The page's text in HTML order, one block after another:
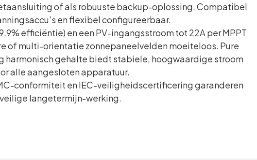
of als robuuste backup-oplossing. Compatibel
en flexibel configureerbaar.
efficiëntie) en een PV-ingangsstroom tot 22A per MPPT
of multi-orientatie zonnepaneelvelden moeiteloos. Pure
harmonisch gehalte biedt stabiele, hoogwaardige stroom
alle aangesloten apparatuur.
conformiteit en IEC-veiligheidscertificering garanderen
veilige langetermijn-werking.